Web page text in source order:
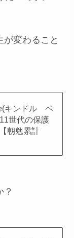
変わること
キンドル ペ
世代の保護
朝勉累計